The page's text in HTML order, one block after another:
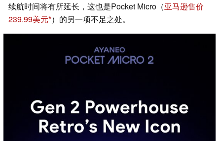
续航时间将有所延长，这也是Pocket Micro（亚马逊售价
239.99美元 ）的另一项不足之处。